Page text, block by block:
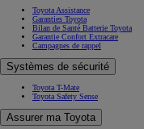
Toyota Assistance
Garanties Toyota
Bilan de Santé Batterie Toyota
Garantie Confort Extracare
Campagnes de rappel
Systèmes de sécurité
Toyota T-Mate
Toyota Safety Sense
Assurer ma Toyota